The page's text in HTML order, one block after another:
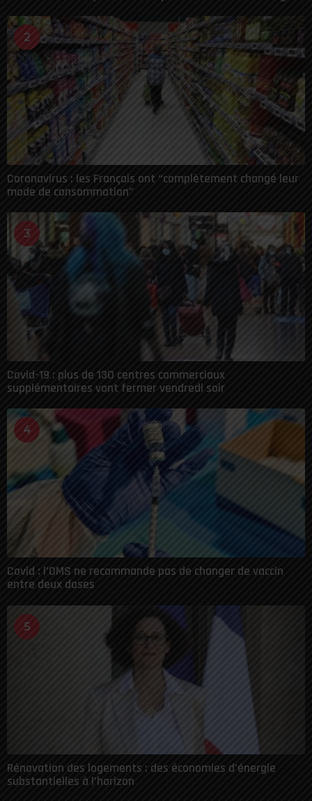
2
Coronavirus : les Français ont “complètement changé leur
mode de consommation”
3
Covid-19 : plus de 130 centres commerciaux
supplémentaires vont fermer vendredi soir
4
Covid : l’OMS ne recommande pas de changer de vaccin
entre deux doses
5
Rénovation des logements : des économies d’énergie
substantielles à l’horizon